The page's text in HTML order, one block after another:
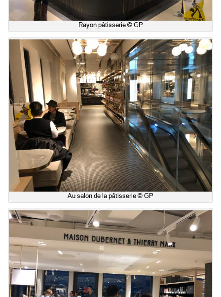
Rayon pâtisserie © GP
Au salon de la pâtisserie © GP